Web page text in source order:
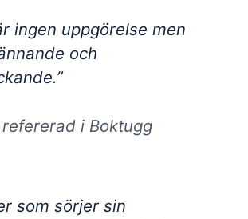
ingen uppgörelse men
och
i Boktugg
som sörjer sin